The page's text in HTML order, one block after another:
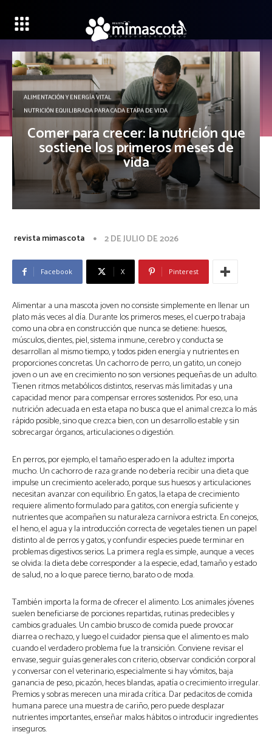
ALIMENTACIÓN Y ENERGÍA VITAL
NUTRICIÓN EQUILIBRADA PARA CADA ETAPA DE VIDA
Comer para crecer: la nutrición que
sostiene los primeros meses de
vida
revista mimascota 2 DE JULIO DE 2026
Facebook X Pinterest
Alimentar a una mascota joven no consiste simplemente en llenar un
plato más veces al día. Durante los primeros meses, el cuerpo trabaja
como una obra en construcción que nunca se detiene: huesos,
músculos, dientes, piel, sistema inmune, cerebro y conducta se
desarrollan al mismo tiempo, y todos piden energía y nutrientes en
proporciones concretas. Un cachorro de perro, un gatito, un conejo
joven o un ave en crecimiento no son versiones pequeñas de un adulto.
Tienen ritmos metabólicos distintos, reservas más limitadas y una
capacidad menor para compensar errores sostenidos. Por eso, una
nutrición adecuada en esta etapa no busca que el animal crezca lo más
rápido posible, sino que crezca bien, con un desarrollo estable y sin
sobrecargar órganos, articulaciones o digestión.
En perros, por ejemplo, el tamaño esperado en la adultez importa
mucho. Un cachorro de raza grande no debería recibir una dieta que
impulse un crecimiento acelerado, porque sus huesos y articulaciones
necesitan avanzar con equilibrio. En gatos, la etapa de crecimiento
requiere alimento formulado para gatitos, con energía suficiente y
nutrientes que acompañen su naturaleza carnívora estricta. En conejos,
el heno, el agua y la introducción correcta de vegetales tienen un papel
distinto al de perros y gatos, y confundir especies puede terminar en
problemas digestivos serios. La primera regla es simple, aunque a veces
se olvida: la dieta debe corresponder a la especie, edad, tamaño y estado
de salud, no a lo que parece tierno, barato o de moda.
También importa la forma de ofrecer el alimento. Los animales jóvenes
suelen beneficiarse de porciones repartidas, rutinas predecibles y
cambios graduales. Un cambio brusco de comida puede provocar
diarrea o rechazo, y luego el cuidador piensa que el alimento es malo
cuando el verdadero problema fue la transición. Conviene revisar el
envase, seguir guías generales con criterio, observar condición corporal
y conversar con el veterinario, especialmente si hay vómitos, baja
ganancia de peso, picazón, heces blandas, apatía o crecimiento irregular.
Premios y sobras merecen una mirada crítica. Dar pedacitos de comida
humana parece una muestra de cariño, pero puede desplazar
nutrientes importantes, enseñar malos hábitos o introducir ingredientes
inseguros.